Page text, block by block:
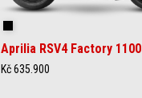
Aprilia RSV4 Factory 1100
Kč 635.900